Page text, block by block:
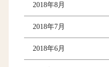
2018年8月
2018年7月
2018年6月